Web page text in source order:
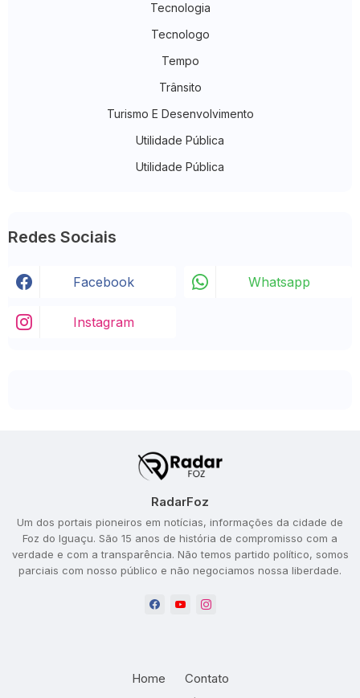
Tecnologia
Tecnologo
Tempo
Trânsito
Turismo E Desenvolvimento
Utilidade Pública
Utilidade Pública
Redes Sociais
Facebook Whatsapp
Instagram
RadarFoz
Um dos portais pioneiros em notícias, informações da cidade de
Foz do Iguaçu. São 15 anos de história de compromisso com a
verdade e com a transparência. Não temos partido político, somos
parciais com nosso público e não negociamos nossa liberdade.
Home Contato